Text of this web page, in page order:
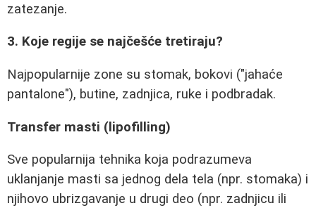
zatezanje.
3. Koje regije se najčešće tretiraju?
Najpopularnije zone su stomak, bokovi ("jahaće
pantalone"), butine, zadnjica, ruke i podbradak.
Transfer masti (lipofilling)
Sve popularnija tehnika koja podrazumeva
uklanjanje masti sa jednog dela tela (npr. stomaka) i
njihovo ubrizgavanje u drugi deo (npr. zadnjicu ili